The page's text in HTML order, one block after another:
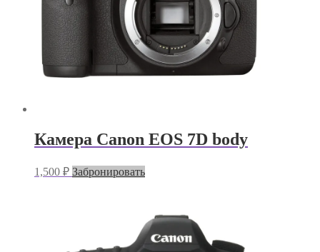
Камера Canon EOS 7D body
1,500 ₽ Забронировать